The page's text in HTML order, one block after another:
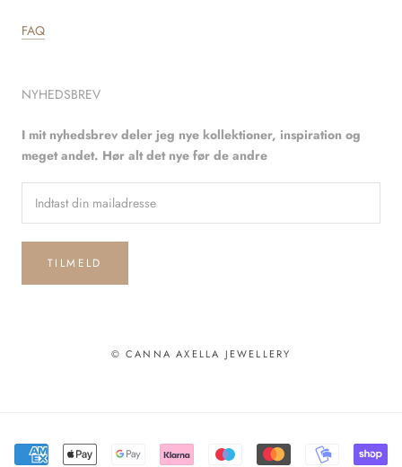
FAQ
NYHEDSBREV
I mit nyhedsbrev deler jeg nye kollektioner, inspiration og
meget andet. Hør alt det nye før de andre
TILMELD
© CANNA AXELLA JEWELLERY